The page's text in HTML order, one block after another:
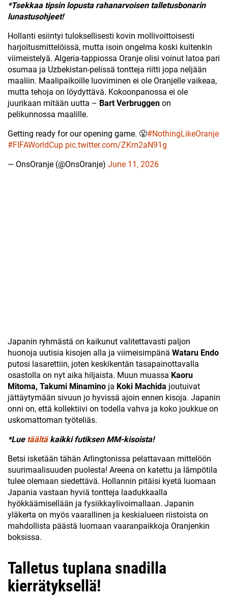
*Tsekkaa tipsin lopusta rahanarvoisen talletusbonarin
lunastusohjeet!
Hollanti esiintyi tuloksellisesti kovin mollivoittoisesti
harjoitusmittelöissä, mutta isoin ongelma koski kuitenkin
viimeistelyä. Algeria-tappiossa Oranje olisi voinut latoa pari
osumaa ja Uzbekistan-pelissä tontteja riitti jopa neljään
maaliin. Maalipaikoille luoviminen ei ole Oranjelle vaikeaa,
mutta tehoja on löydyttävä. Kokoonpanossa ei ole
juurikaan mitään uutta – Bart Verbruggen on
pelikunnossa maalille.
Getting ready for our opening game. 😤#NothingLikeOranje
#FIFAWorldCup pic.twitter.com/ZKrn2aN91g
— OnsOranje (@OnsOranje) June 11, 2026
Japanin ryhmästä on kaikunut valitettavasti paljon
huonoja uutisia kisojen alla ja viimeisimpänä Wataru Endo
putosi lasarettiin, joten keskikentän tasapainottavalla
osastolla on nyt aika hiljaista. Muun muassa Kaoru
Mitoma, Takumi Minamino ja Koki Machida joutuivat
jättäytymään sivuun jo hyvissä ajoin ennen kisoja. Japanin
onni on, että kollektiivi on todella vahva ja koko joukkue on
uskomattoman työteliäs.
*Lue täältäkaikki futiksen MM-kisoista!
Betsi isketään tähän Arlingtonissa pelattavaan mittelöön
suurimaalisuuden puolesta! Areena on katettu ja lämpötila
tulee olemaan siedettävä. Hollannin pitäisi kyetä luomaan
Japania vastaan hyviä tontteja laadukkaalla
hyökkäämisellään ja fysiikkaylivoimallaan. Japanin
yläkerta on myös vaarallinen ja keskialueen riistoista on
mahdollista päästä luomaan vaaranpaikkoja Oranjenkin
boksissa.
Talletus tuplana snadilla
kierrätyksellä!